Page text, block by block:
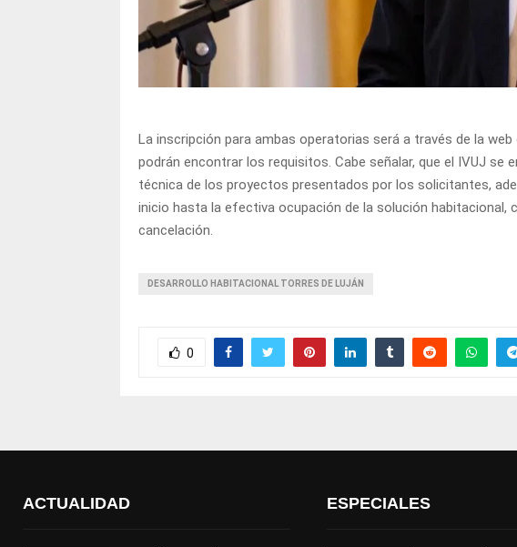
La inscripción para ambas operatorias será a través de la
podrán encontrar los requisitos. Cabe señalar, que el IVUJ se
técnica de los proyectos presentados por los solicitantes,
inicio hasta la efectiva ocupación de la solución habitacional,
cancelación.
DESARROLLO HABITACIONAL TORRES DE LUJÁN
0
ACTUALIDAD ESPECIALES